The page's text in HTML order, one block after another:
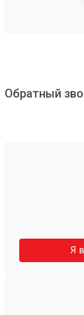
Обратный
Я